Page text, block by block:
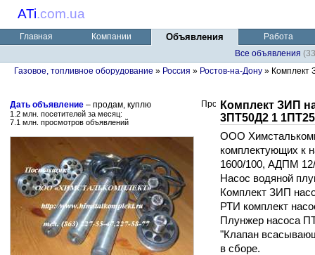
ATi.com.ua
Главная Компании Объявления
Работа
Все объявления
Газовое, топливное оборудование » Россия » Ростов-на-Дону » Комплект
Дать объявление – продам, куплю
1.2 млн. посетителей за месяц:
7.1 млн. просмотров объявлений
Комплект ЗИП
3ПТ50Д2 1
ООО
комплектующих к
1600/100, АДПМ
Насос водяной
Комплект ЗИП
РТИ комплект
Плунжер насоса
"Клапан
в сборе.